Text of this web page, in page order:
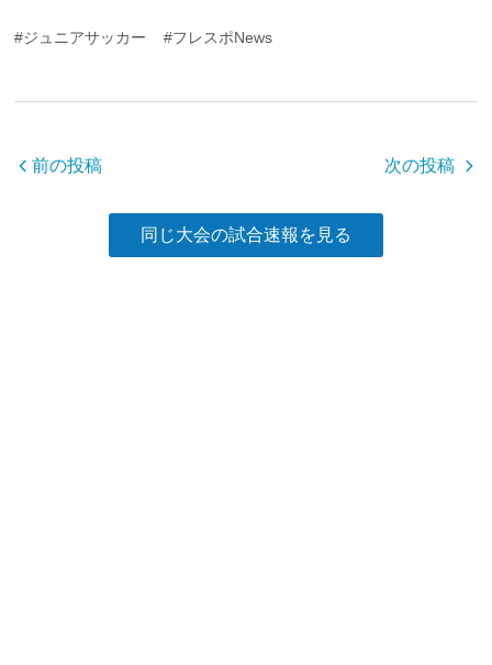
c
e
b
o
er
#ジュニアサッカー #フレスポNews
前の投稿 次の投稿
同じ大会の試合速報を見る